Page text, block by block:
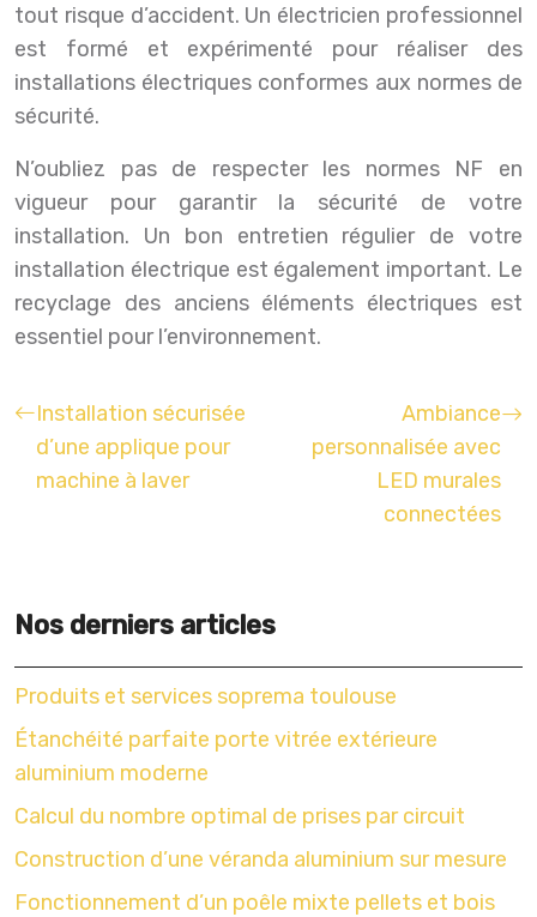
tout risque d’accident. Un électricien professionnel
est formé et expérimenté pour réaliser des
installations électriques conformes aux normes de
sécurité.
N’oubliez pas de respecter les normes NF en
vigueur pour garantir la sécurité de votre
installation. Un bon entretien régulier de votre
installation électrique est également important. Le
recyclage des anciens éléments électriques est
essentiel pour l’environnement.
Installation sécurisée
d’une applique pour
machine à laver
Ambiance
personnalisée avec
LED murales
connectées
Nos derniers articles
Produits et services soprema toulouse
Étanchéité parfaite porte vitrée extérieure
aluminium moderne
Calcul du nombre optimal de prises par circuit
Construction d’une véranda aluminium sur mesure
Fonctionnement d’un poêle mixte pellets et bois